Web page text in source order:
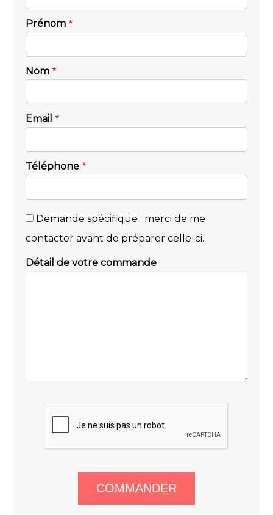
Prénom
Nom
Email
Téléphone
Demande spécifique : merci de me
contacter avant de préparer celle-ci.
Détail de votre commande